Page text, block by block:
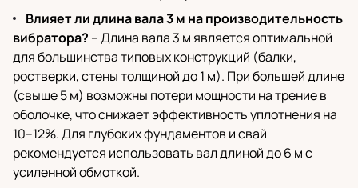
Влияет ли длина вала 3 м на производительность
вибратора? – Длина вала 3 м является оптимальной
для большинства типовых конструкций (балки,
ростверки, стены толщиной до 1 м). При большей длине
(свыше 5 м) возможны потери мощности на трение в
оболочке, что снижает эффективность уплотнения на
10–12%. Для глубоких фундаментов и свай
рекомендуется использовать вал длиной до 6 м с
усиленной обмоткой.